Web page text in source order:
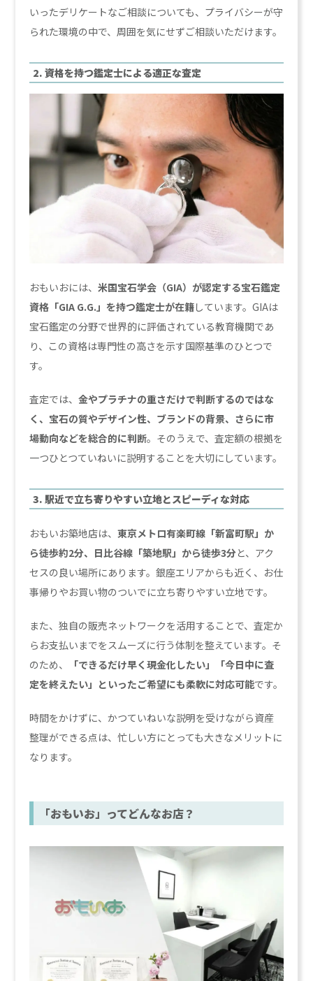
いったデリケートなご相談についても、プライバシーが守
られた環境の中で、周囲を気にせずご相談いただけます。
2. 資格を持つ鑑定士による適正な査定
おもいおには、米国宝石学会（GIA）が認定する宝石鑑定
資格「GIA G.G.」を持つ鑑定士が在籍しています。GIAは
宝石鑑定の分野で世界的に評価されている教育機関であ
り、この資格は専門性の高さを示す国際基準のひとつで
す。
査定では、金やプラチナの重さだけで判断するのではな
く、宝石の質やデザイン性、ブランドの背景、さらに市
場動向などを総合的に判断。そのうえで、査定額の根拠を
一つひとつていねいに説明することを大切にしています。
3. 駅近で立ち寄りやすい立地とスピーディな対応
おもいお築地店は、東京メトロ有楽町線「新富町駅」か
ら徒歩約2分、日比谷線「築地駅」から徒歩3分と、アク
セスの良い場所にあります。銀座エリアからも近く、お仕
事帰りやお買い物のついでに立ち寄りやすい立地です。
また、独自の販売ネットワークを活用することで、査定か
らお支払いまでをスムーズに行う体制を整えています。そ
のため、
「できるだけ早く現金化したい」「今日中に査
定を終えたい」といったご希望にも柔軟に対応可能です。
時間をかけずに、かつていねいな説明を受けながら資産
整理ができる点は、忙しい方にとっても大きなメリットに
なります。
「おもいお」ってどんなお店？